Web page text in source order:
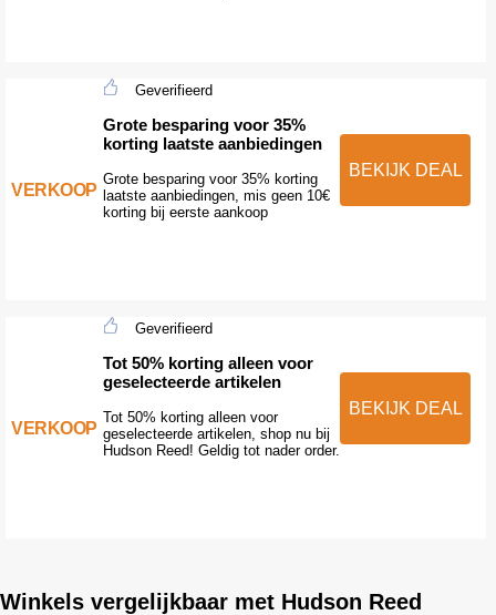
VERKOOP
Geverifieerd
Grote besparing voor 35%
korting laatste aanbiedingen
Grote besparing voor 35% korting
laatste aanbiedingen, mis geen 10€
korting bij eerste aankoop
BEKIJK DEAL
VERKOOP
Geverifieerd
Tot 50% korting alleen voor
geselecteerde artikelen
Tot 50% korting alleen voor
geselecteerde artikelen, shop nu bij
Hudson Reed! Geldig tot nader order.
BEKIJK DEAL
Winkels vergelijkbaar met Hudson Reed